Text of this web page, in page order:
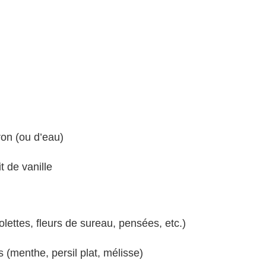
(ou d’eau)
de vanille
fleurs de sureau, pensées, etc.)
(menthe, persil plat, mélisse)